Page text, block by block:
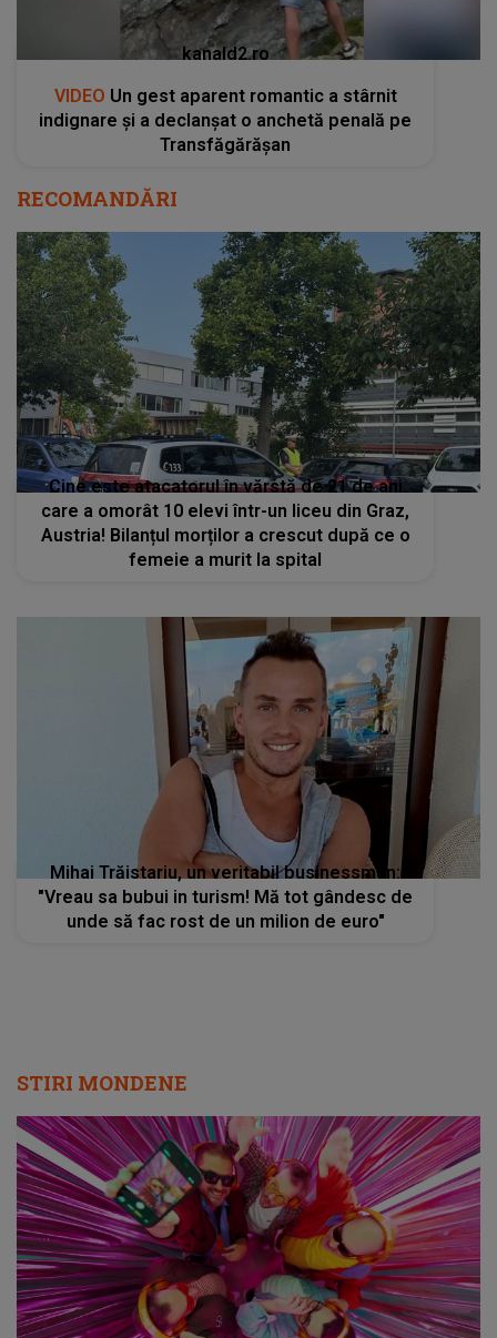
kanald2.ro
VIDEO Un gest aparent romantic a stârnit
indignare și a declanșat o anchetă penală pe
Transfăgărășan
RECOMANDĂRI
Cine este atacatorul în vărstă de 21 de ani
care a omorât 10 elevi într-un liceu din Graz,
Austria! Bilanțul morților a crescut după ce o
femeie a murit la spital
Mihai Trăistariu, un veritabil businessman:
"Vreau sa bubui in turism! Mă tot gândesc de
unde să fac rost de un milion de euro"
STIRI MONDENE